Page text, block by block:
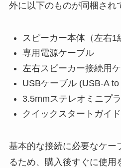
外に以下のものが同梱され
スピーカー本体（左右1
専用電源ケーブル
左右スピーカー接続用
USBケーブル (USB-A
3.5mmステレオミニプ
クイックスタートガイド
基本的な接続に必要なケー
るため、購入後すぐに使用